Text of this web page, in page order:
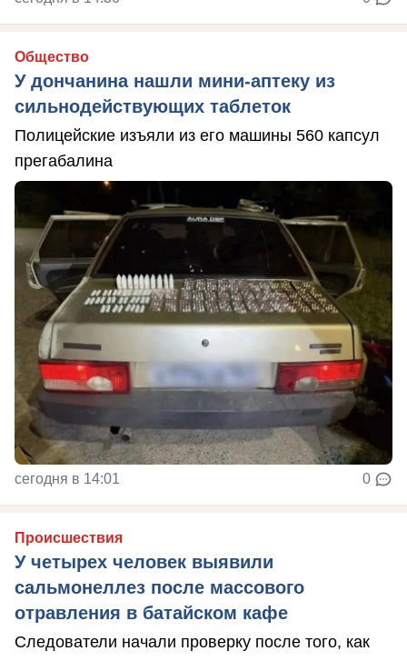
Общество
У дончанина нашли мини-аптеку из
сильнодействующих таблеток
Полицейские изъяли из его машины 560 капсул
прегабалина
сегодня в 14:01 0
Происшествия
У четырех человек выявили
сальмонеллез после массового
отравления в батайском кафе
Следователи начали проверку после того, как